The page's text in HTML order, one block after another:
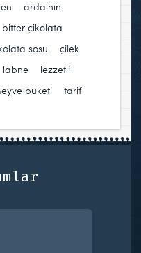
arda'nın
bitter çikolata
sosu çilek
labne lezzetli
buketi tarif